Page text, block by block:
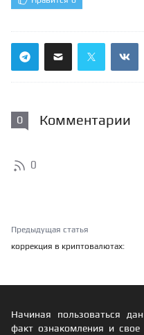
0 Комментарии
0
Предыдущая статья
коррекция в криптовалютах:
Начиная пользоваться
факт ознакомления и свое